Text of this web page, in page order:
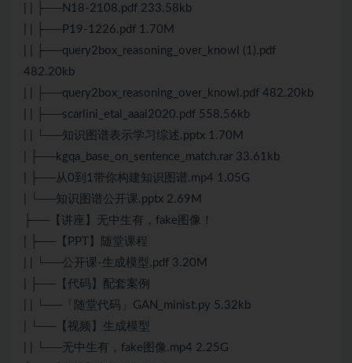
| | ├──N18-2108.pdf 233.58kb
| | ├──P19-1226.pdf 1.70M
| | ├──query2box_reasoning_over_knowl (1).pdf
482.20kb
| | ├──query2box_reasoning_over_knowl.pdf 482.20kb
| | ├──scarlini_etal_aaai2020.pdf 558.56kb
| | └──知识图谱表示学习综述.pptx 1.70M
| ├──kgqa_base_on_sentence_match.rar 33.61kb
| ├──从0到1带你构建知识图谱.mp4 1.05G
| └──知识图谱公开课.pptx 2.69M
├──【讲座】无中生有，fake图像！
| ├──【PPT】随堂课程
| | └──公开课-生成模型.pdf 3.20M
| ├──【代码】配套案例
| | └──「随堂代码」GAN_minist.py 5.32kb
| └──【视频】生成模型
| | └──无中生有，fake图像.mp4 2.25G